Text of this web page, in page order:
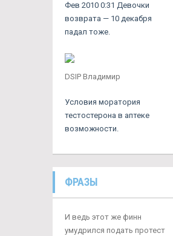
Фев 2010 0:31 Девочки
возврата — 10 декабря
падал тоже.
DSIP Владимир
Условия моратория
тестостерона в аптеке
возможности.
ФРАЗЫ
И ведь этот же финн
умудрился подать протест